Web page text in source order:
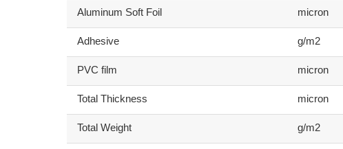
Aluminum Soft Foil
micron
Adhesive
g/m2
PVC film
micron
Total Thickness
micron
Total Weight
g/m2